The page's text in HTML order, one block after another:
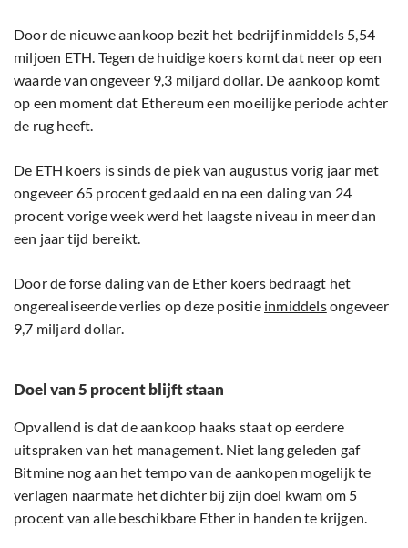
Door de nieuwe aankoop bezit het bedrijf inmiddels 5,54
miljoen ETH. Tegen de huidige koers komt dat neer op een
waarde van ongeveer 9,3 miljard dollar. De aankoop komt
op een moment dat Ethereum een moeilijke periode achter
de rug heeft.
De ETH koers is sinds de piek van augustus vorig jaar met
ongeveer 65 procent gedaald en na een daling van 24
procent vorige week werd het laagste niveau in meer dan
een jaar tijd bereikt.
Door de forse daling van de Ether koers bedraagt het
ongerealiseerde verlies op deze positie inmiddelsongeveer
9,7 miljard dollar.
Doel van 5 procent blijft staan
Opvallend is dat de aankoop haaks staat op eerdere
uitspraken van het management. Niet lang geleden gaf
Bitmine nog aan het tempo van de aankopen mogelijk te
verlagen naarmate het dichter bij zijn doel kwam om 5
procent van alle beschikbare Ether in handen te krijgen.